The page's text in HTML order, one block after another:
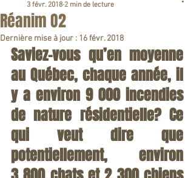
Réanim O2
3 févr. 2018 2 min de lecture
Dernière mise à jour : 16 févr. 2018
Saviez-vous qu’en moyenne
au Québec, chaque année, il
y a environ 9 000 incendies
de nature résidentielle? Ce
qui veut dire que
potentiellement, environ